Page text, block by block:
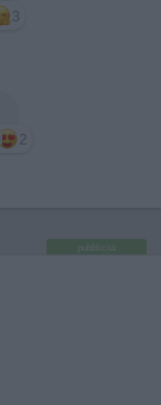
3
2
pubblicità